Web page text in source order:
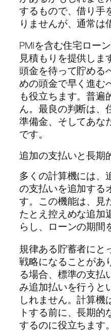
するもので、借り手
りませんが、通常は
PMIを含む住宅ロー
見積もりを提供しま
頭金を待って貯める
めの頭金で早く進む
も役立ちます。普遍
ん。最良の判断は、
準備金、そしてあな
です。
追加の支払いと長期
多くの計算機には、
の支払いを追加する
す。この機能は、見
たとえ控えめな追加
らし、ローンの期間
規律ある貯蓄者にと
戦略になることがあ
る場合、標準の支払
み追加払いを行うと
しれません。計算機
トする前に、長期
するのに役立ちます。